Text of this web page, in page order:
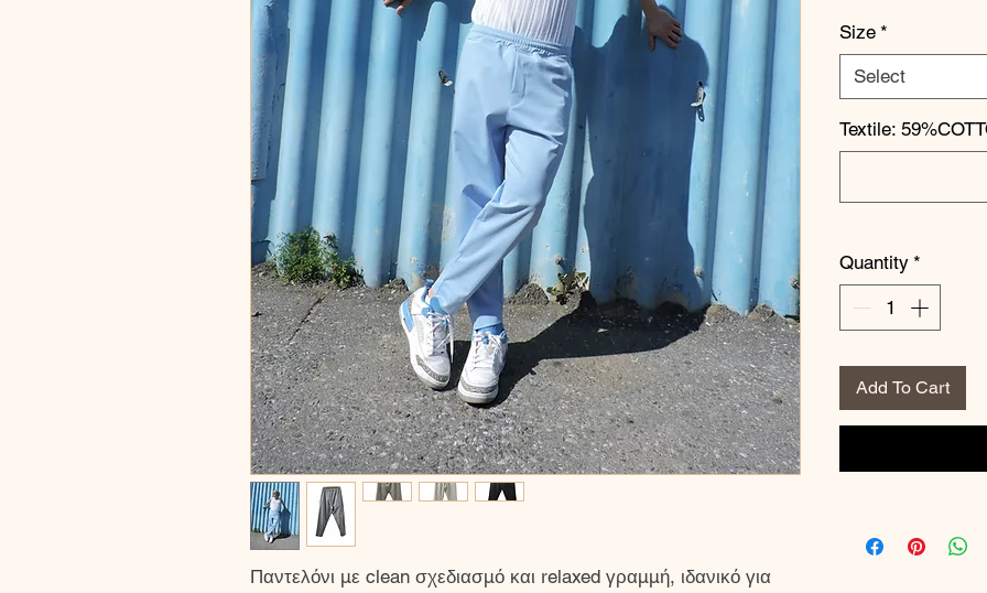
Παντελόνι με clean σχεδιασμό και relaxed γραμμή, ιδανικό για
Size *
Select
Textile:
Quantity *
Add To Cart